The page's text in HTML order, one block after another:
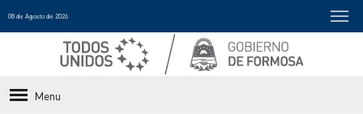
08 de Agosto de 2026
Menu